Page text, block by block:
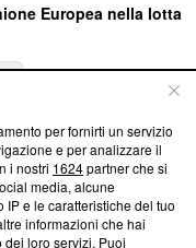
Europea nella lotta
su Blasting
ci impegniamo a
nostra aderenza a
News non è
richiesto di farne
per fornirti un servizio
e per analizzare il
i nostri 1624partner che si
media, alcune
IP e le caratteristiche del tuo
informazioni che hai
loro servizi. Puoi